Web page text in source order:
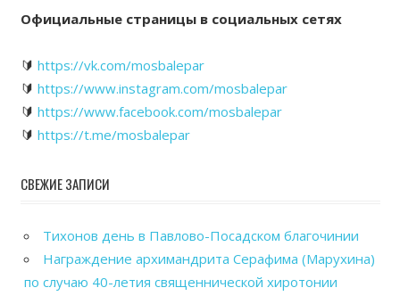
Официальные страницы в социальных сетях
🔰 https://vk.com/mosbalepar
🔰 https://www.instagram.com/mosbalepar
🔰 https://www.facebook.com/mosbalepar
🔰 https://t.me/mosbalepar
СВЕЖИЕ ЗАПИСИ
Тихонов день в Павлово-Посадском благочинии
Награждение архимандрита Серафима (Марухина)
по случаю 40-летия священнической хиротонии